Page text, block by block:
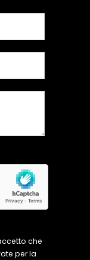
che
per la